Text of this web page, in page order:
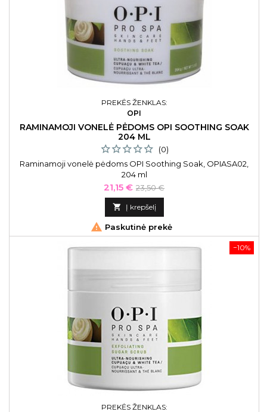
PREKĖS ŽENKLAS:
OPI
RAMINAMOJI VONELĖ PĖDOMS OPI SOOTHING SOAK
204 ML
(0)
Raminamoji vonelė pėdoms OPI Soothing Soak, OPIASA02,
204 ml
Kaina
21,15 € Bazinė
kaina
23,50 €
 Į krepšelį
 Paskutinė prekė
−10%
PREKĖS ŽENKLAS: